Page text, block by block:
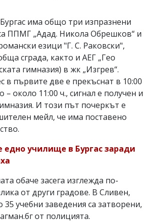
има общо три изпразнени
ППМГ „Адад. Никола Обрешков“ и
езици "Г. С. Раковски",
сграда, както и АЕГ „Гео
гимназия) в жк „Изгрев“.
в първите две е прекъснат в 10:00
– около 11:00 ч., сигнал е получен и
И този път почеркът е
мейл, че има поставено
едно училище в Бургас заради
обаче засега изглежда по-
от други градове. В Сливен,
учебни заведения са затворени,
от полицията.